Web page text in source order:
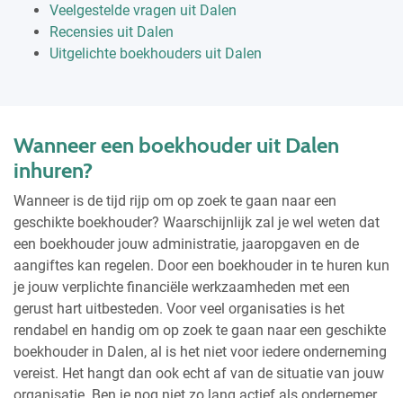
Veelgestelde vragen uit Dalen
Recensies uit Dalen
Uitgelichte boekhouders uit Dalen
Wanneer een boekhouder uit Dalen
inhuren?
Wanneer is de tijd rijp om op zoek te gaan naar een
geschikte boekhouder? Waarschijnlijk zal je wel weten dat
een boekhouder jouw administratie, jaaropgaven en de
aangiftes kan regelen. Door een boekhouder in te huren kun
je jouw verplichte financiële werkzaamheden met een
gerust hart uitbesteden. Voor veel organisaties is het
rendabel en handig om op zoek te gaan naar een geschikte
boekhouder in Dalen, al is het niet voor iedere onderneming
vereist. Het hangt dan ook echt af van de situatie van jouw